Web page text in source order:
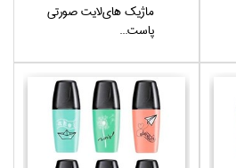
ماژيك هاي‌لايت صورتي
پاست...